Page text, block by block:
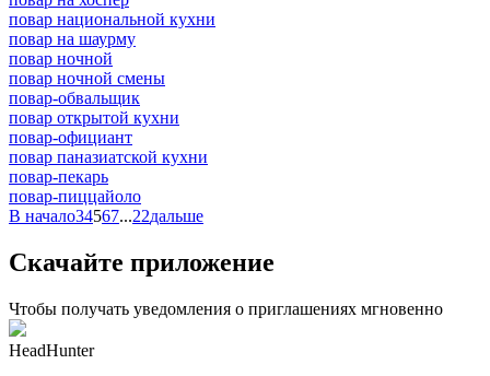
повар национальной кухни
повар на шаурму
повар ночной
повар ночной смены
повар-обвальщик
повар открытой кухни
повар-официант
повар паназиатской кухни
повар-пекарь
повар-пиццайоло
В начало34567...22дальше
Скачайте приложение
Чтобы получать уведомления о приглашениях мгновенно
HeadHunter